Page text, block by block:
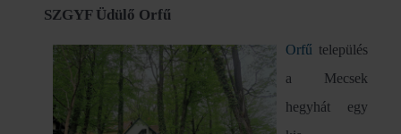
SZGYF Üdülő Orfű
Orfű település
a Mecsek
hegyhát egy